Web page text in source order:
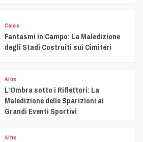
Calcio
Fantasmi in Campo: La Maledizione
degli Stadi Costruiti sui Cimiteri
Altro
L’Ombra sotto i Riflettori: La
Maledizione delle Sparizioni ai
Grandi Eventi Sportivi
Altro